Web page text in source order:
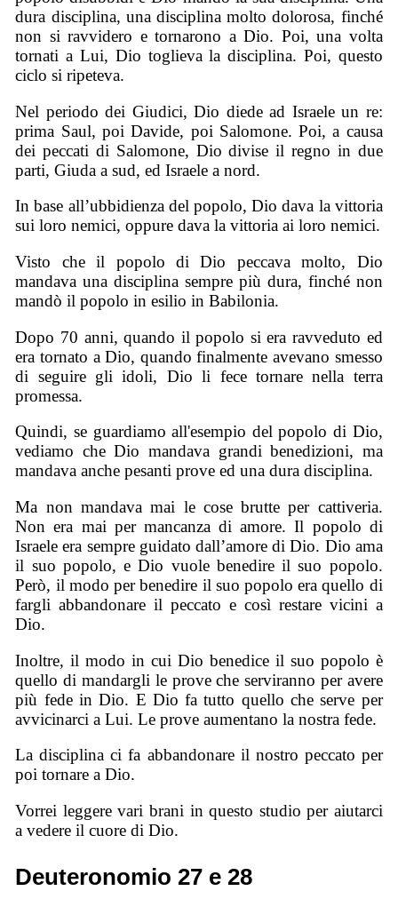
dura disciplina, una disciplina molto dolorosa, finché
non si ravvidero e tornarono a Dio. Poi, una volta
tornati a Lui, Dio toglieva la disciplina. Poi, questo
ciclo si ripeteva.
Nel periodo dei Giudici, Dio diede ad Israele un re:
prima Saul, poi Davide, poi Salomone. Poi, a causa
dei peccati di Salomone, Dio divise il regno in due
parti, Giuda a sud, ed Israele a nord.
In base all’ubbidienza del popolo, Dio dava la vittoria
sui loro nemici, oppure dava la vittoria ai loro nemici.
Visto che il popolo di Dio peccava molto, Dio
mandava una disciplina sempre più dura, finché non
mandò il popolo in esilio in Babilonia.
Dopo 70 anni, quando il popolo si era ravveduto ed
era tornato a Dio, quando finalmente avevano smesso
di seguire gli idoli, Dio li fece tornare nella terra
promessa.
Quindi, se guardiamo all'esempio del popolo di Dio,
vediamo che Dio mandava grandi benedizioni, ma
mandava anche pesanti prove ed una dura disciplina.
Ma non mandava mai le cose brutte per cattiveria.
Non era mai per mancanza di amore. Il popolo di
Israele era sempre guidato dall’amore di Dio. Dio ama
il suo popolo, e Dio vuole benedire il suo popolo.
Però, il modo per benedire il suo popolo era quello di
fargli abbandonare il peccato e così restare vicini a
Dio.
Inoltre, il modo in cui Dio benedice il suo popolo è
quello di mandargli le prove che serviranno per avere
più fede in Dio. E Dio fa tutto quello che serve per
avvicinarci a Lui. Le prove aumentano la nostra fede.
La disciplina ci fa abbandonare il nostro peccato per
poi tornare a Dio.
Vorrei leggere vari brani in questo studio per aiutarci
a vedere il cuore di Dio.
Deuteronomio 27 e 28